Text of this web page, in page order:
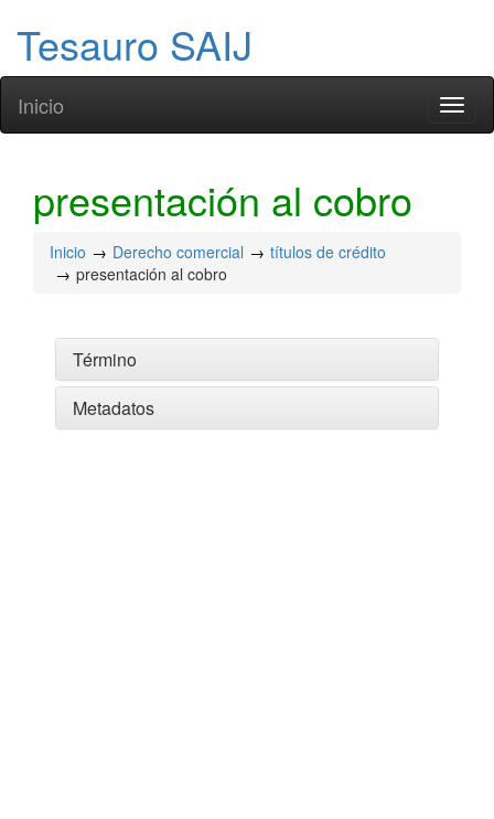
Tesauro SAIJ
Inicio
presentación al cobro
Inicio Derecho comercial
títulos de crédito
presentación al cobro
Término
Metadatos